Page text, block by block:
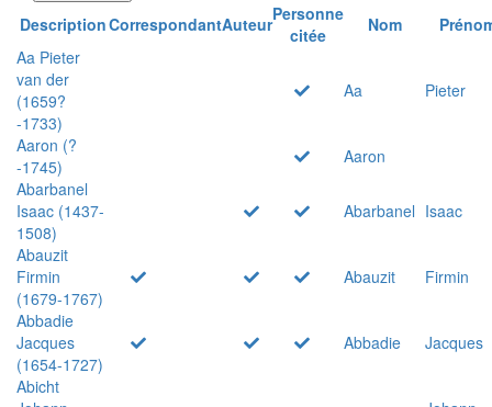
DescriptionCorrespondantAuteurPersonne
citée
Nom
Aa Pieter
van der
(1659?
-1733)
Aa Pieter
Aaron (?
-1745)
Aaron
Abarbanel
Isaac (1437-
1508)
Abarbanel Isaac
Abauzit
Firmin
(1679-1767)
Abauzit
Firmin
Abbadie
Jacques
(1654-1727)
Abbadie
Jacques
Abicht